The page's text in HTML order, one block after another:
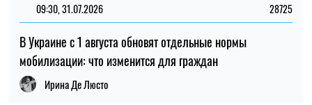
14:59, 05.08.2026